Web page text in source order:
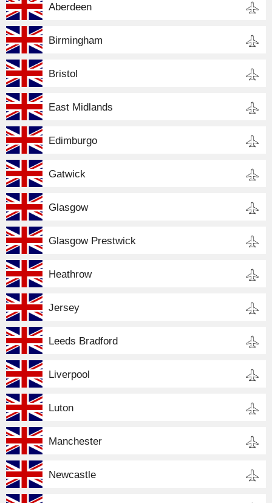
Aberdeen
Birmingham
Bristol
East Midlands
Edimburgo
Gatwick
Glasgow
Glasgow Prestwick
Heathrow
Jersey
Leeds Bradford
Liverpool
Luton
Manchester
Newcastle